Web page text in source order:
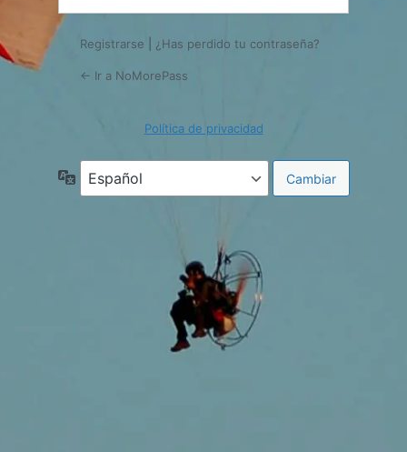
Registrarse ¿Has perdido tu contraseña?
← Ir a NoMorePass
Política de privacidad
Idioma